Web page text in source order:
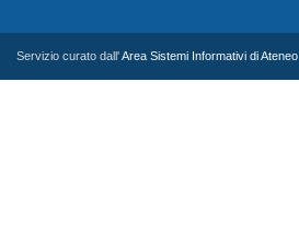
Servizio curato dall'Area Sistemi Informativi di Ateneo